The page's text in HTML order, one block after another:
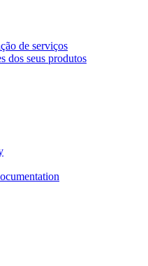
de serviços
dos seus produtos